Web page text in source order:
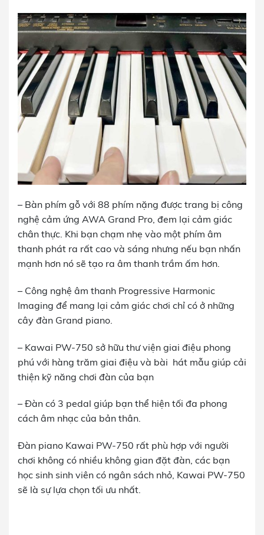
– Bàn phím gỗ với 88 phím nặng được trang bị công
nghệ cảm ứng AWA Grand Pro, đem lại cảm giác
chân thực. Khi bạn chạm nhẹ vào một phím âm
thanh phát ra rất cao và sáng nhưng nếu bạn nhấn
mạnh hơn nó sẽ tạo ra âm thanh trầm ấm hơn.
– Công nghệ âm thanh Progressive Harmonic
Imaging để mang lại cảm giác chơi chỉ có ở những
cây đàn Grand piano.
– Kawai PW-750 sở hữu thư viện giai điệu phong
phú với hàng trăm giai điệu và bài hát mẫu giúp cải
thiện kỹ năng chơi đàn của bạn
– Đàn có 3 pedal giúp bạn thể hiện tối đa phong
cách âm nhạc của bản thân.
Đàn piano Kawai PW-750 rất phù hợp với người
chơi không có nhiều không gian đặt đàn, các bạn
học sinh sinh viên có ngân sách nhỏ, Kawai PW-750
sẽ là sự lựa chọn tối ưu nhất.